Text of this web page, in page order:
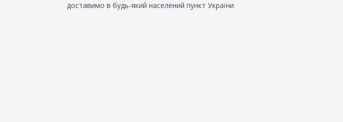
доставимо в будь-який населений пункт України